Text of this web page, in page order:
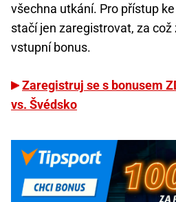
všechna utkání. Pro přístup
stačí jen zaregistrovat, za
vstupní bonus.
Zaregistruj se s bonusem
vs. Švédsko